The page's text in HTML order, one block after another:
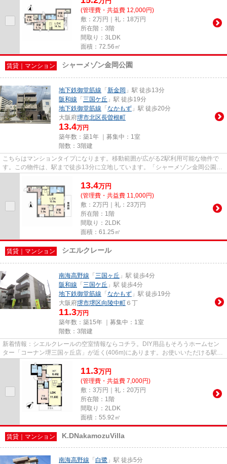
(管理費・共益費 12,000円)
敷：2万円｜礼：18万円
所在階：3階
間取り：3LDK
面積：72.56㎡
賃貸｜マンション シャーメゾン金岡公園
地下鉄御堂筋線 「 新金岡 」駅 徒歩13分
阪和線 「 三国ケ丘 」駅 徒歩19分
地下鉄御堂筋線 「 なかもず 」駅 徒歩20分
大阪府堺市北区長曽根町
13.4万円
築年数：築1年 ｜募集中： 1室
階数：3階建
こちらはマンションタイプになります。移動範囲が広がる2駅利用可能な物件で
す。この物件は、駅まで徒歩13分に立地しています。「シャーメゾン金岡公園」
13.4万円
(管理費・共益費 11,000円)
敷：2万円｜礼：23万円
所在階：1階
間取り：2LDK
面積：61.25㎡
賃貸｜マンション シエルクレール
南海高野線 「 三国ヶ丘 」駅 徒歩4分
阪和線 「 三国ケ丘 」駅 徒歩4分
地下鉄御堂筋線 「 なかもず 」駅 徒歩19分
大阪府堺市堺区向陵中町 ６丁
11.3万円
築年数：築15年 ｜募集中： 1室
階数：3階建
新着情報：シエルクレールの空室情報ならコチラ。DIY用品もそろうホームセン
ター「コーナン堺三国ヶ丘店」が近く(406m)にあります。お使いいただける駅は
2駅あり、行き先に応じて使い...
11.3万円
(管理費・共益費 7,000円)
敷：3万円｜礼：20万円
所在階：1階
間取り：2LDK
面積：55.92㎡
賃貸｜マンション K.DNakamozuVilla
南海高野線 「 白鷺 」駅 徒歩5分